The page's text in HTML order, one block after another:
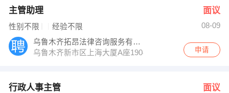
主管助理 面议
性别不限 经验不限
08-09
乌鲁木齐拓昂法律咨询服务有限公司
乌鲁木齐新市区上海大厦A座1904室
申请
行政人事主管 面议